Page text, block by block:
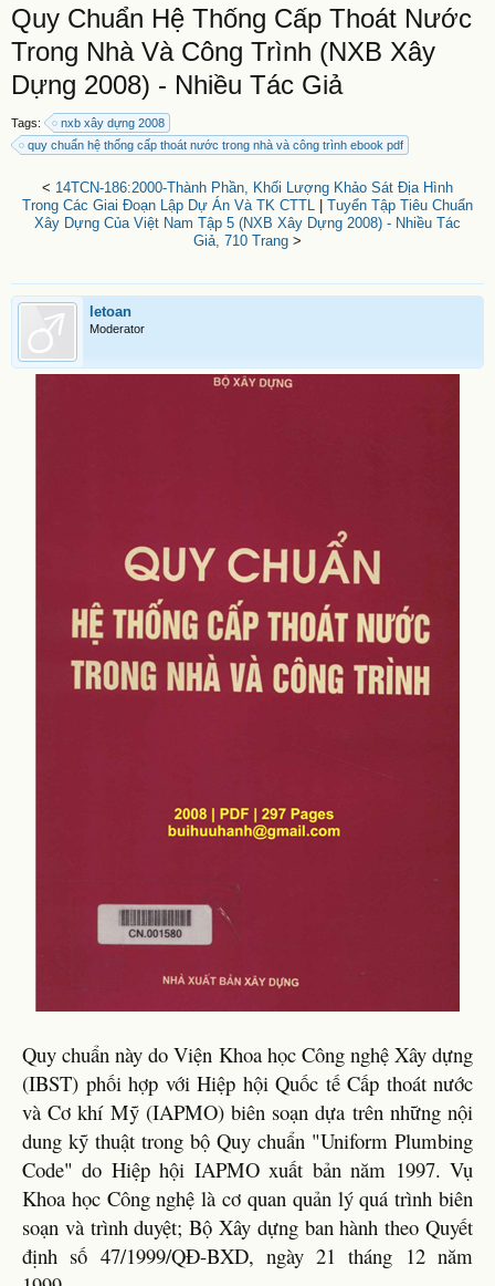
Quy Chuẩn Hệ Thống Cấp Thoát Nước
Trong Nhà Và Công Trình (NXB Xây
Dựng 2008) - Nhiều Tác Giả
Tags:
nxb xây dựng 2008
quy chuẩn hệ thống cấp thoát nước trong nhà và công trình ebook pdf
< 14TCN-186:2000-Thành Phần, Khối Lượng Khảo Sát Địa Hình
Trong Các Giai Đoạn Lập Dự Án Và TK CTTL
Tuyển Tập Tiêu Chuẩn
Xây Dựng Của Việt Nam Tập 5 (NXB Xây Dựng 2008) - Nhiều Tác
Giả, 710 Trang >
letoan
Moderator
Quy chuẩn này do Viện Khoa học Công nghệ Xây dựng
(IBST) phối hợp với Hiệp hội Quốc tế Cấp thoát nước
và Cơ khí Mỹ (IAPMO) biên soạn dựa trên những nội
dung kỹ thuật trong bộ Quy chuẩn "Uniform Plumbing
Code" do Hiệp hội IAPMO xuất bản năm 1997. Vụ
Khoa học Công nghệ là cơ quan quản lý quá trình biên
soạn và trình duyệt; Bộ Xây dựng ban hành theo Quyết
định số 47/1999/QĐ-BXD, ngày 21 tháng 12 năm